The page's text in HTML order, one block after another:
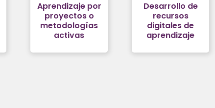
Aprendizaje por
proyectos o
metodologías
activas
Desarrollo de
recursos
digitales de
aprendizaje